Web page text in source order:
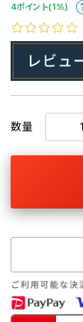
4ポイント(1%)
数量